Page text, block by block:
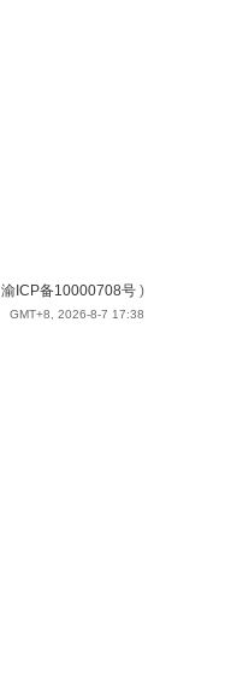
渝ICP备10000708号 )
GMT+8, 2026-8-7 17:38